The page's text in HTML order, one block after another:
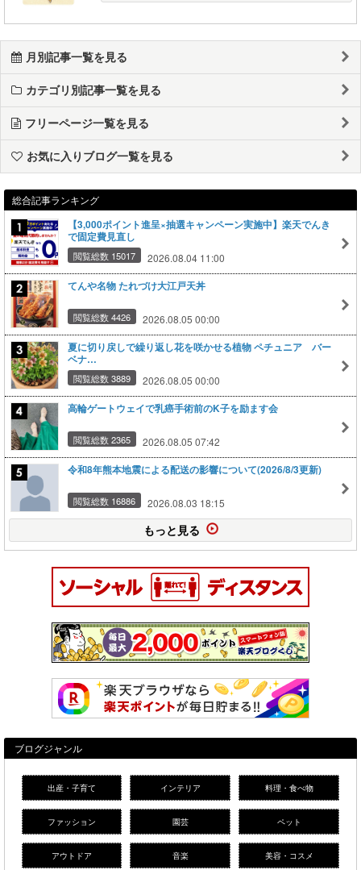
月別記事一覧を見る
カテゴリ別記事一覧を見る
フリーページ一覧を見る
お気に入りブログ一覧を見る
総合記事ランキング
【3,000ポイント進呈×抽選キャンペーン実施中】楽天でんき
で固定費見直し
閲覧総数 15017 2026.08.04 11:00
てんや名物 たれづけ大江戸天丼
閲覧総数 4426 2026.08.05 00:00
夏に切り戻しで繰り返し花を咲かせる植物 ペチュニア バー
ベナ…
閲覧総数 3889 2026.08.05 00:00
高輪ゲートウェイで乳癌手術前のK子を励ます会
閲覧総数 2365 2026.08.05 07:42
令和8年熊本地震による配送の影響について(2026/8/3更新)
閲覧総数 16886 2026.08.03 18:15
もっと見る
ブログジャンル
出産・子育て インテリア 料理・食べ物
ファッション 園芸 ペット
アウトドア 音楽 美容・コスメ